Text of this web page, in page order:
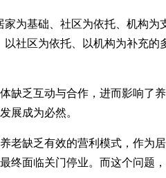
为基础、社区为依托、机构
社区为依托、以机构为补充
乏互动与合作，进而影响了
展成为必然。
缺乏有效的营利模式，作为
面临关门停业。而这个问题